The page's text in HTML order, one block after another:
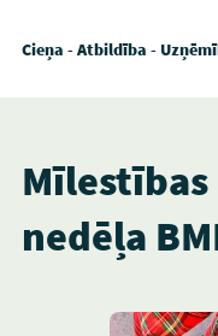
Cieņa - Atbildība -
nedēļa